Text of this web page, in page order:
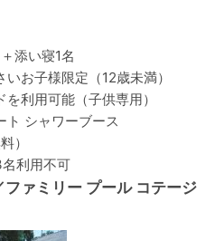
添い寝1名
お子様限定（12歳未満）
を利用可能（子供専用）
ト シャワーブース
）
利用不可
ァミリー プール コテージ